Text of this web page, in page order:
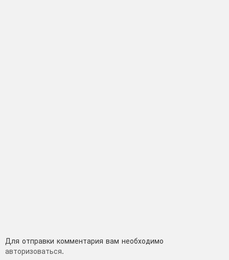
Добавить
комментарий
Для отправки комментария вам необходимо
авторизоваться.